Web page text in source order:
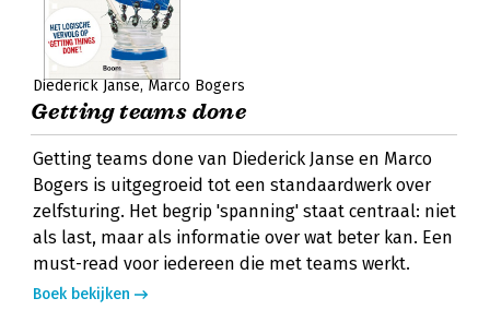
Diederick Janse Marco Bogers
Getting teams done
Getting teams done van Diederick Janse en Marco
Bogers is uitgegroeid tot een standaardwerk over
zelfsturing. Het begrip 'spanning' staat centraal: niet
als last, maar als informatie over wat beter kan. Een
must-read voor iedereen die met teams werkt.
Boek bekijken